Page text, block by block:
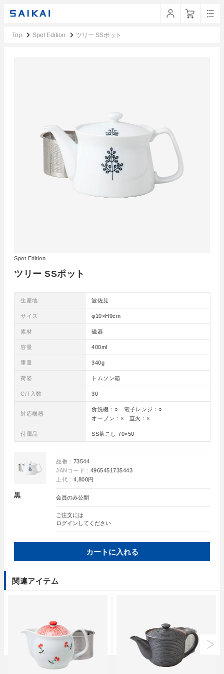
Top Spot Edition ツリー SSポット
ツリー SSポット
Spot Edition
生産地 波佐見
サイズ φ10×H9cm
素材 磁器
容量 400ml
重量 340g
荷姿 トムソン箱
C/T入数 30
対応機器
食洗機：○ 電子レンジ：○
オーブン：× 直火：×
付属品 SS茶こし 70×50
黒
品番： 73544
JANコード： 4965451735443
上代： 4,800円
会員のみ公開
ご注文には
ログイン してください
カートに入れる
関連アイテム